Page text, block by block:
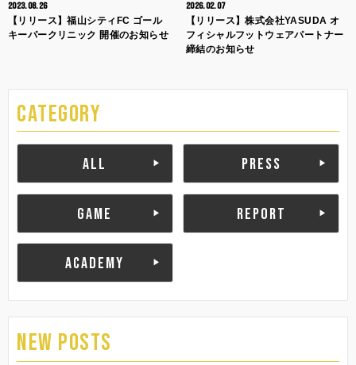
2023.08.26
【リリース】福山シティFC ゴール
キーパークリニック 開催のお知らせ
2026.02.07
【リリース】株式会社YASUDA オ
フィシャルフットウェアパートナー
締結のお知らせ
CATEGORY
ALL PRESS
GAME REPORT
ACADEMY
NEW POSTS